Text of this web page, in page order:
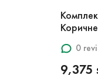
0
9,375